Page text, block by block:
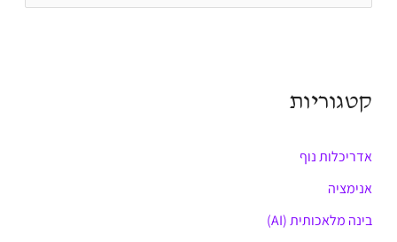
c
f
o
r
קטגוריות
אדריכלות נוף
אנימציה
בינה מלאכותית (AI)